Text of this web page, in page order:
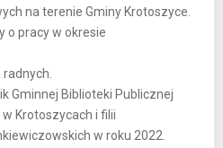
na terenie Gminy Krotoszyce.
o pracy w okresie
radnych.
Gminnej Biblioteki Publicznej
Krotoszycach i filii
w roku 2022.